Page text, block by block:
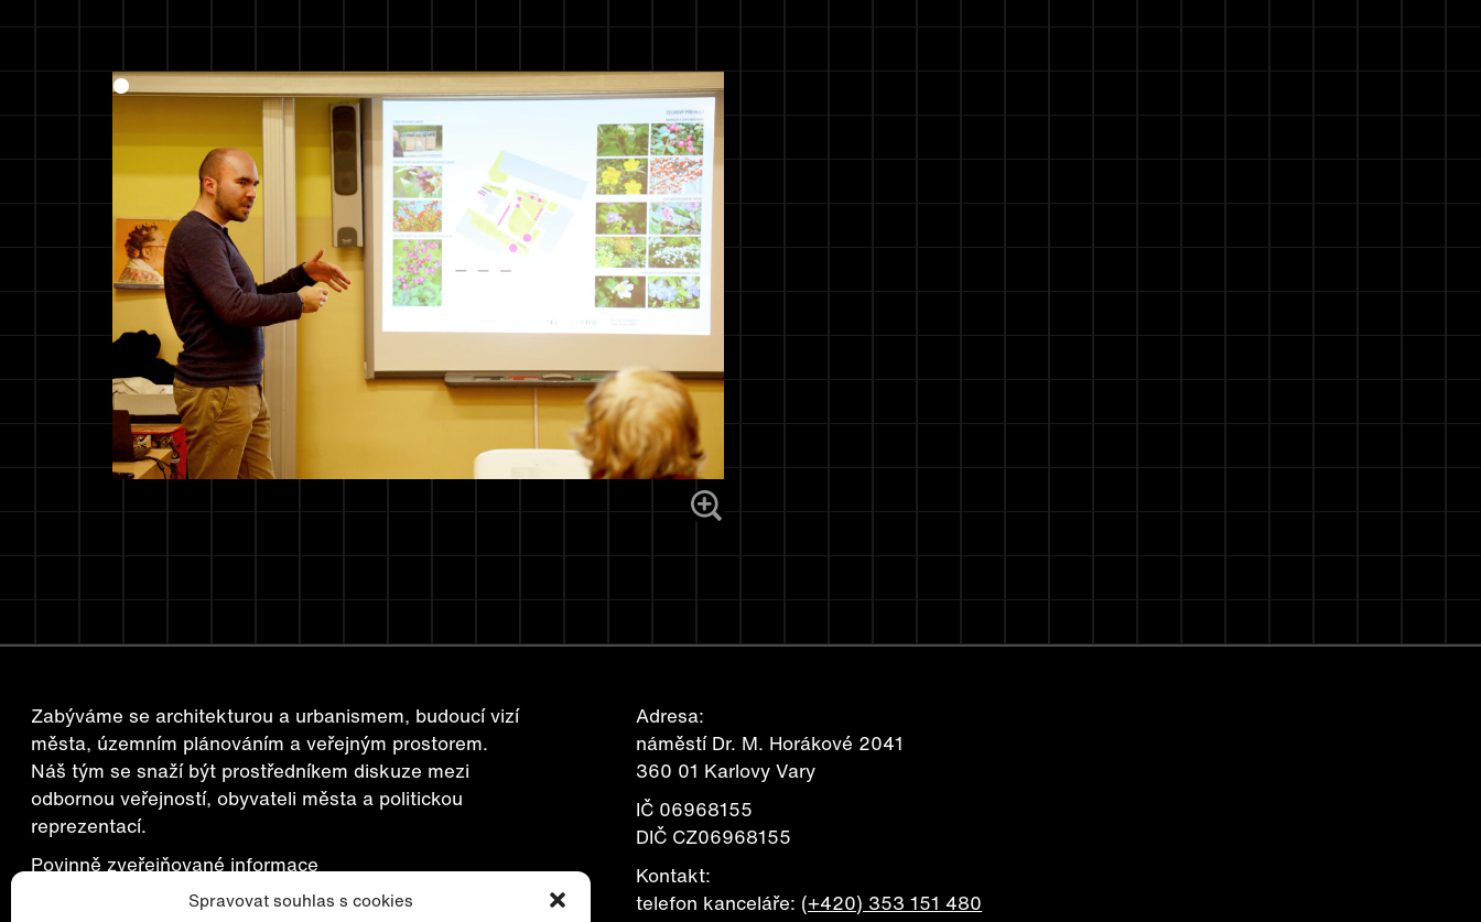
Spravovat souhlas s cookies
Zabýváme se architekturou a urbanismem, budoucí vizí
města, územním plánováním a veřejným prostorem.
Náš tým se snaží být prostředníkem diskuze mezi
odbornou veřejností, obyvateli města a politickou
reprezentací.
Povinně zveřejňované informace
Adresa:
náměstí Dr. M. Horákové 2041
360 01 Karlovy Vary
IČ 06968155
DIČ CZ06968155
Kontakt:
telefon kanceláře: (+420) 353 151 480